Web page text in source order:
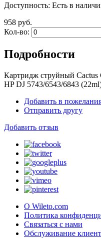
Доступность: Есть в
958 руб.
Кол-во:
Подробности
Картридж струйный
HP DJ 5743/6543/6843
Добавить в
Отправить другу
Добавить отзыв
О Wileto.com
Политика
Связаться с нами
Обслуживание